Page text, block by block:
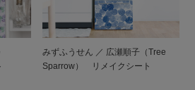
みずふうせん ／ 広瀬順子（Tree
Sparrow） リメイクシート